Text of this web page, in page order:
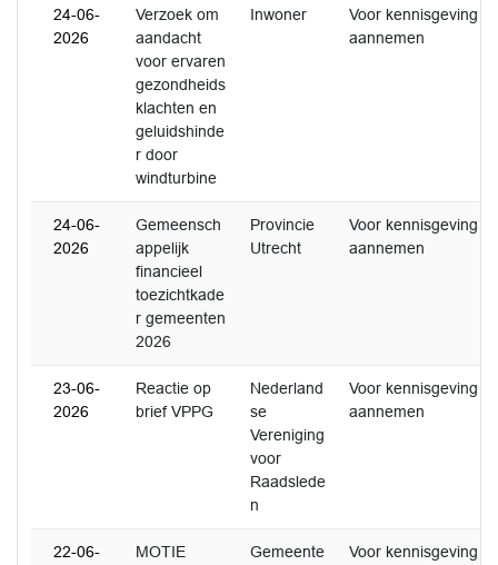
24-06-
2026
Verzoek om
aandacht
voor ervaren
gezondheids
klachten en
geluidshinde
r door
windturbine
Inwoner
Voor kennisgeving
aannemen
24-06-
2026
Gemeensch
appelijk
financieel
toezichtkade
r gemeenten
2026
Provincie
Utrecht
Voor kennisgeving
aannemen
23-06-
2026
Reactie op
brief VPPG
Nederland
se
Vereniging
voor
Raadslede
n
Voor kennisgeving
aannemen
22-06-
MOTIE
Gemeente
Voor kennisgeving